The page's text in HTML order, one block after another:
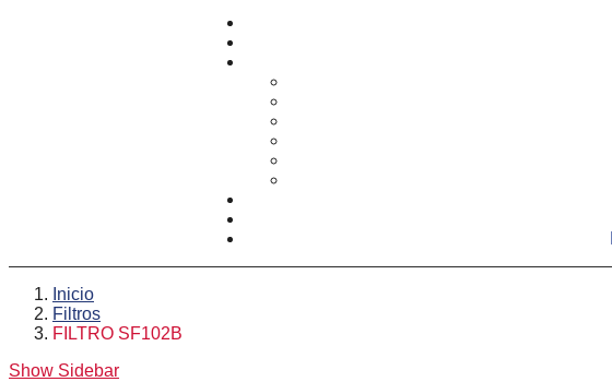
Inicio
Filtros
FILTRO SF102B
Show Sidebar